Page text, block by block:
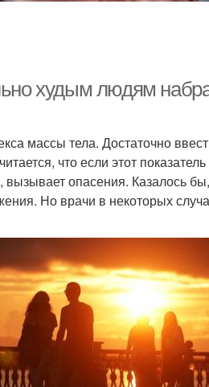
худым людям
массы тела. Достаточно
что если этот
опасения. Казалось
Но врачи в некоторых